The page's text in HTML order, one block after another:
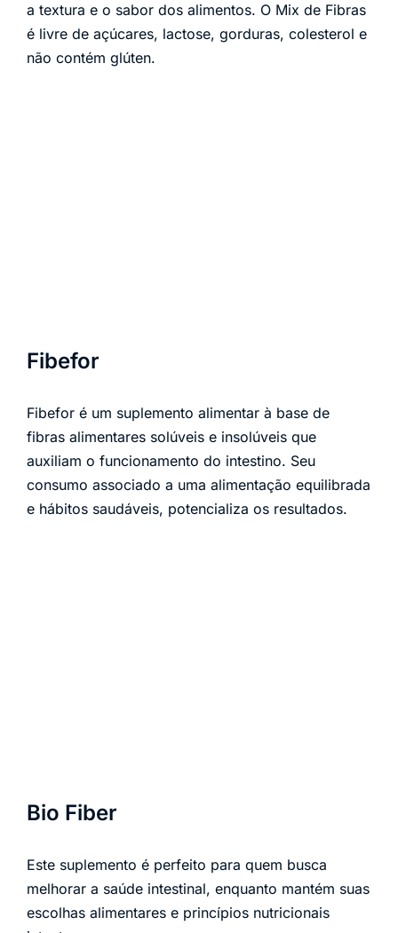
a textura e o sabor dos alimentos. O Mix de Fibras
é livre de açúcares, lactose, gorduras, colesterol e
não contém glúten.
Fibefor
Fibefor é um suplemento alimentar à base de
fibras alimentares solúveis e insolúveis que
auxiliam o funcionamento do intestino. Seu
consumo associado a uma alimentação equilibrada
e hábitos saudáveis, potencializa os resultados.
Bio Fiber
Este suplemento é perfeito para quem busca
melhorar a saúde intestinal, enquanto mantém suas
escolhas alimentares e princípios nutricionais